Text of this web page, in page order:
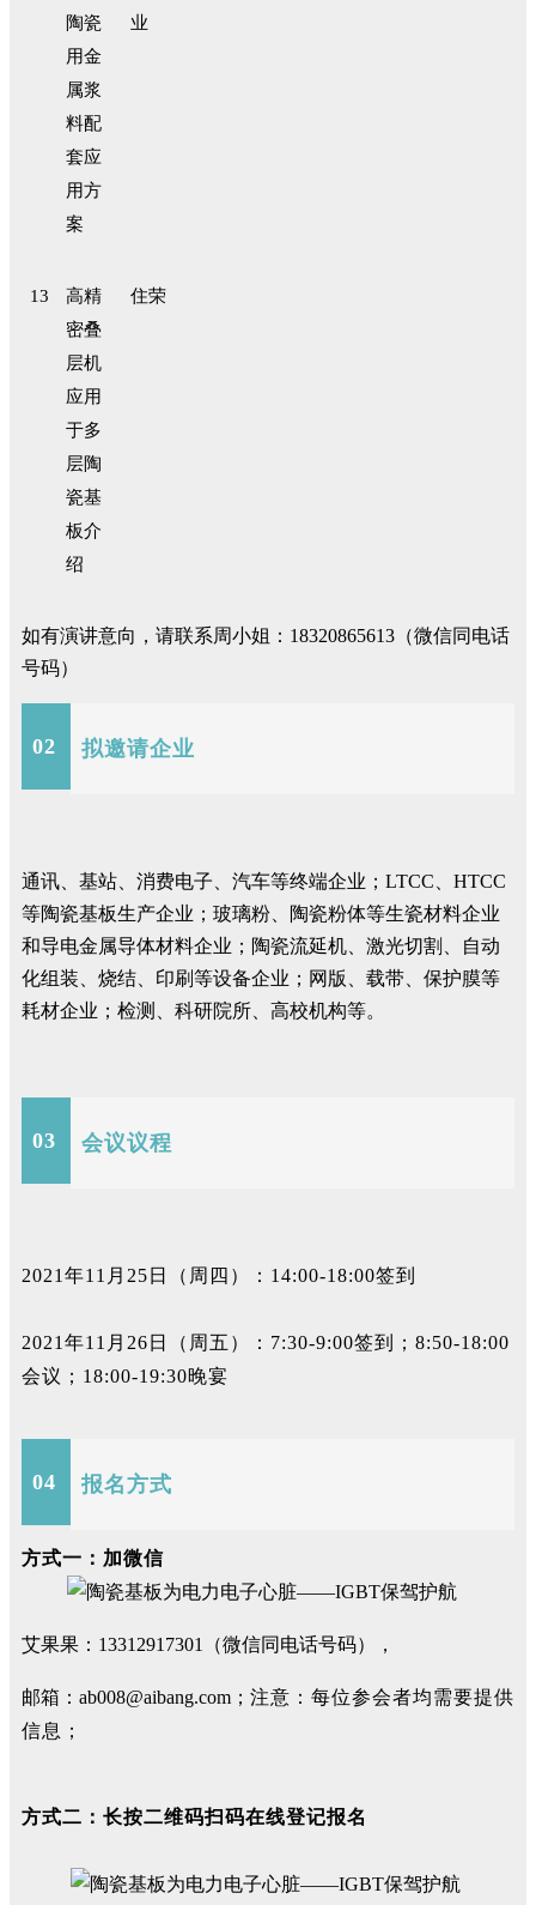
陶瓷
用金
属浆
料配
套应
用方
案
业
13
高精
密叠
层机
应用
于多
层陶
瓷基
板介
绍
住荣
如有演讲意向，请联系周小姐：18320865613（微信同电话
号码）
02 拟邀请企业
通讯、基站、消费电子、汽车等终端企业；LTCC、HTCC
等陶瓷基板生产企业；玻璃粉、陶瓷粉体等生瓷材料企业
和导电金属导体材料企业；陶瓷流延机、激光切割、自动
化组装、烧结、印刷等设备企业；网版、载带、保护膜等
耗材企业；检测、科研院所、高校机构等。
03 会议议程
2021年11月25日（周四）：14:00-18:00签到
2021年11月26日（周五）：7:30-9:00签到；8:50-18:00
会议；18:00-19:30晚宴
04 报名方式
方式一：加微信
艾果果：13312917301（微信同电话号码），
邮箱：ab008@aibang.com； 注意：每位参会者均需要提供
信息；
方式二：长按二维码扫码在线登记报名